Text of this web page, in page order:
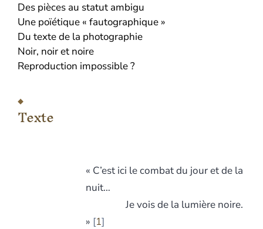
Des pièces au statut ambigu
Une poïétique « fautographique »
Du texte de la photographie
Noir, noir et noire
Reproduction impossible ?
Texte
« C’est ici le combat du jour et de la
nuit…
Je vois de la lumière noire.
» 1